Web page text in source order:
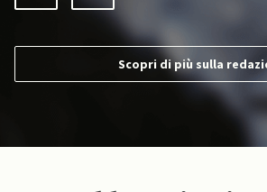
Scopri di più sulla